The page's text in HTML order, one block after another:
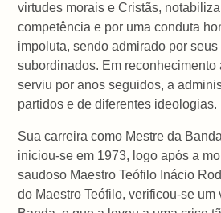
virtudes morais e Cristãs,
competência e por uma conduta
impoluta, sendo admirado por
subordinados. Em reconhecimento
serviu por anos seguidos, a
partidos e de diferentes ideologias.
Sua carreira como Mestre da
iniciou-se em 1973, logo após a
saudoso Maestro Teófilo Inácio
do Maestro Teófilo, verificou-se